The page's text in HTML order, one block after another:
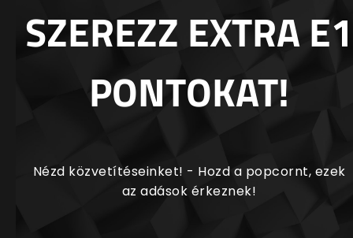
SZEREZZ EXTRA E1
PONTOKAT!
Nézd közvetítéseinket! - Hozd a popcornt, ezek
az adások érkeznek!